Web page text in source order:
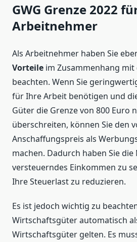
GWG Grenze 2022
Arbeitnehmer
Als Arbeitnehmer haben Sie
Vorteile im Zusammenhang mit
beachten. Wenn Sie
für Ihre Arbeit benötigen und
Güter die Grenze von 800 Euro
überschreiten, können Sie den
Anschaffungspreis als
machen. Dadurch haben Sie
versteuerndes Einkommen zu
Ihre Steuerlast zu reduzieren.
Es ist jedoch wichtig zu
Wirtschaftsgüter automatisch
Wirtschaftsgüter gelten. Es